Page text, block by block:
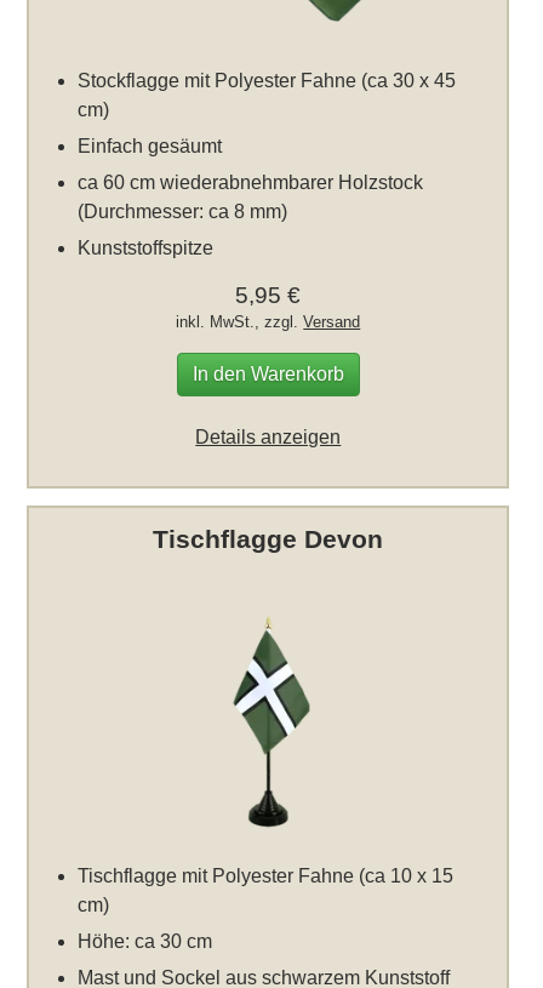
Stockflagge mit Polyester Fahne (ca 30 x 45
cm)
Einfach gesäumt
ca 60 cm wiederabnehmbarer Holzstock
(Durchmesser: ca 8 mm)
Kunststoffspitze
5,95 €
inkl. MwSt., zzgl.Versand
In den Warenkorb
Details anzeigen
Tischflagge Devon
Tischflagge mit Polyester Fahne (ca 10 x 15
cm)
Höhe: ca 30 cm
Mast und Sockel aus schwarzem Kunststoff